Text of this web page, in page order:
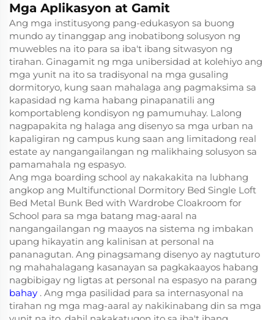
Mga Aplikasyon at Gamit
Ang mga institusyong pang-edukasyon sa buong
mundo ay tinanggap ang inobatibong solusyon ng
muwebles na ito para sa iba't ibang sitwasyon ng
tirahan. Ginagamit ng mga unibersidad at kolehiyo ang
mga yunit na ito sa tradisyonal na mga gusaling
dormitoryo, kung saan mahalaga ang pagmaksima sa
kapasidad ng kama habang pinapanatili ang
komportableng kondisyon ng pamumuhay. Lalong
nagpapakita ng halaga ang disenyo sa mga urban na
kapaligiran ng campus kung saan ang limitadong real
estate ay nangangailangan ng malikhaing solusyon sa
pamamahala ng espasyo.
Ang mga boarding school ay nakakakita na lubhang
angkop ang Multifunctional Dormitory Bed Single Loft
Bed Metal Bunk Bed with Wardrobe Cloakroom for
School para sa mga batang mag-aaral na
nangangailangan ng maayos na sistema ng imbakan
upang hikayatin ang kalinisan at personal na
pananagutan. Ang pinagsamang disenyo ay nagtuturo
ng mahahalagang kasanayan sa pagkakaayos habang
nagbibigay ng ligtas at personal na espasyo na parang
bahay . Ang mga pasilidad para sa internasyonal na
tirahan ng mga mag-aaral ay nakikinabang din sa mga